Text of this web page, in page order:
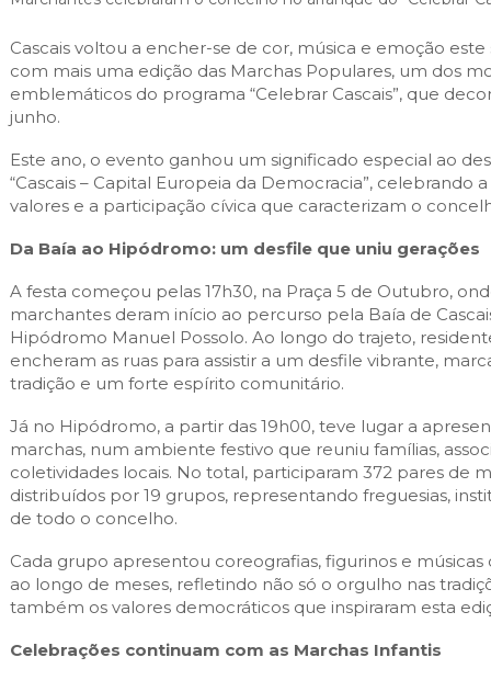
Cascais voltou a encher-se de cor, música e emoção este
com mais uma edição das Marchas Populares, um dos
emblemáticos do programa “Celebrar Cascais”, que
junho.
Este ano, o evento ganhou um significado especial ao
“Cascais – Capital Europeia da Democracia”, celebrando
valores e a participação cívica que caracterizam o
Da Baía ao Hipódromo: um desfile que uniu gerações
A festa começou pelas 17h30, na Praça 5 de Outubro,
marchantes deram início ao percurso pela Baía de
Hipódromo Manuel Possolo. Ao longo do trajeto,
encheram as ruas para assistir a um desfile vibrante,
tradição e um forte espírito comunitário.
Já no Hipódromo, a partir das 19h00, teve lugar a
marchas, num ambiente festivo que reuniu famílias,
coletividades locais. No total, participaram 372 pares de
distribuídos por 19 grupos, representando freguesias,
de todo o concelho.
Cada grupo apresentou coreografias, figurinos e músicas
ao longo de meses, refletindo não só o orgulho nas
também os valores democráticos que inspiraram esta
Celebrações continuam com as Marchas Infantis